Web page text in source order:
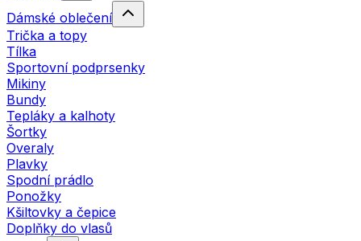
Dámské oblečení
Trička a topy
Tílka
Sportovní podprsenky
Mikiny
Bundy
Tepláky a kalhoty
Šortky
Overaly
Plavky
Spodní prádlo
Ponožky
Kšiltovky a čepice
Doplňky do vlasů